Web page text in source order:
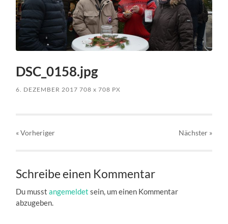
DSC_0158.jpg
6. DEZEMBER 2017 708x 708 PX
« Vorheriger Nächster »
Schreibe einen Kommentar
Du musstangemeldet sein, um einen Kommentar
abzugeben.